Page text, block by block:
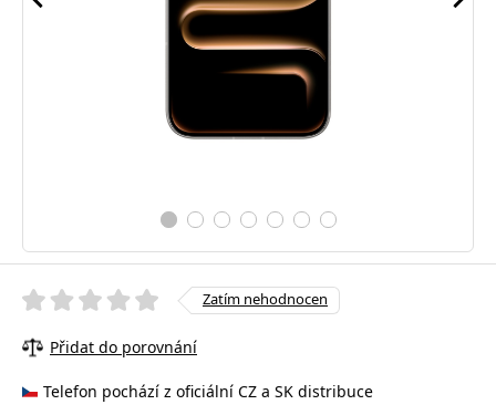
Zatím nehodnocen
Přidat do porovnání
Telefon pochází z oficiální CZ a SK distribuce